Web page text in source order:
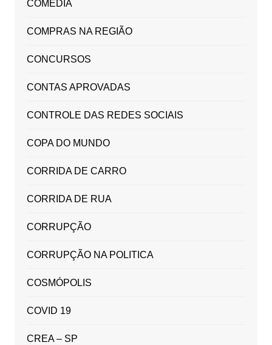
COMÉDIA
COMPRAS NA REGIÃO
CONCURSOS
CONTAS APROVADAS
CONTROLE DAS REDES SOCIAIS
COPA DO MUNDO
CORRIDA DE CARRO
CORRIDA DE RUA
CORRUPÇÃO
CORRUPÇÃO NA POLITICA
COSMÓPOLIS
COVID 19
CREA – SP